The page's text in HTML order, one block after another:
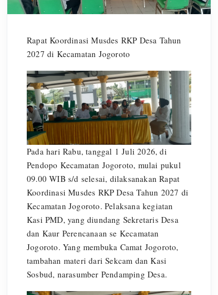
Rapat Koordinasi Musdes RKP Desa Tahun
2027 di Kecamatan Jogoroto
Pada hari Rabu, tanggal 1 Juli 2026, di
Pendopo Kecamatan Jogoroto, mulai pukul
09.00 WIB s/d selesai, dilaksanakan Rapat
Koordinasi Musdes RKP Desa Tahun 2027 di
Kecamatan Jogoroto. Pelaksana kegiatan
Kasi PMD, yang diundang Sekretaris Desa
dan Kaur Perencanaan se Kecamatan
Jogoroto. Yang membuka Camat Jogoroto,
tambahan materi dari Sekcam dan Kasi
Sosbud, narasumber Pendamping Desa.